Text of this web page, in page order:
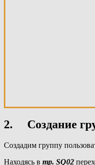
2. Создание
Создадим группу
Находясь в тр. SQ02